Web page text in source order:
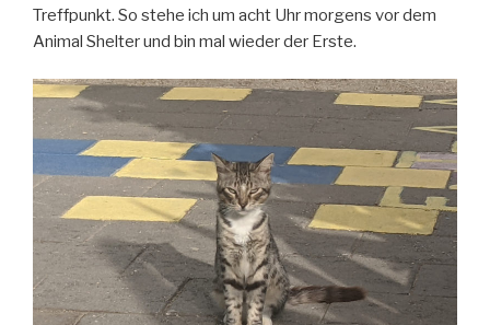
Treffpunkt. So stehe ich um acht Uhr morgens vor dem
Animal Shelter und bin mal wieder der Erste.